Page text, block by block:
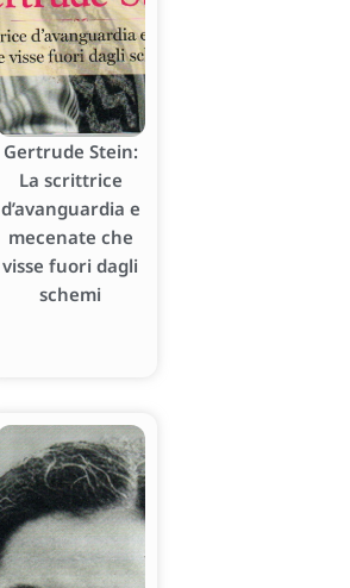
Gertrude Stein:
La scrittrice
d’avanguardia e
mecenate che
visse fuori dagli
schemi